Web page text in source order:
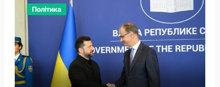
Політика